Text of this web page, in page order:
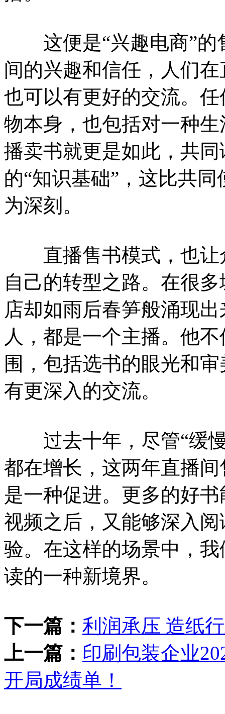
这便是“兴趣电商”的
间的兴趣和信任，人们
也可以有更好的交流。
物本身，也包括对一种
播卖书就更是如此，共
的“知识基础”，这比共
为深刻。
直播售书模式，也让
自己的转型之路。在很
店却如雨后春笋般涌现
人，都是一个主播。他
围，包括选书的眼光和
有更深入的交流。
过去十年，尽管“缓慢
都在增长，这两年直播
是一种促进。更多的好
视频之后，又能够深入
验。在这样的场景中，
读的一种新境界。
下一篇： 利润承压 造纸
上一篇： 印刷包装企业
开局成绩单！